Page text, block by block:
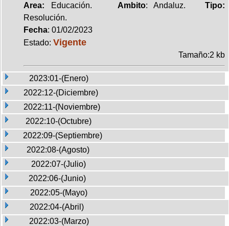
Area: Educación. Ambito: Andaluz.Tipo:
Resolución.
Fecha: 01/02/2023
Estado: Vigente
Tamaño:2 kb
2023:01-(Enero)
2022:12-(Diciembre)
2022:11-(Noviembre)
2022:10-(Octubre)
2022:09-(Septiembre)
2022:08-(Agosto)
2022:07-(Julio)
2022:06-(Junio)
2022:05-(Mayo)
2022:04-(Abril)
2022:03-(Marzo)